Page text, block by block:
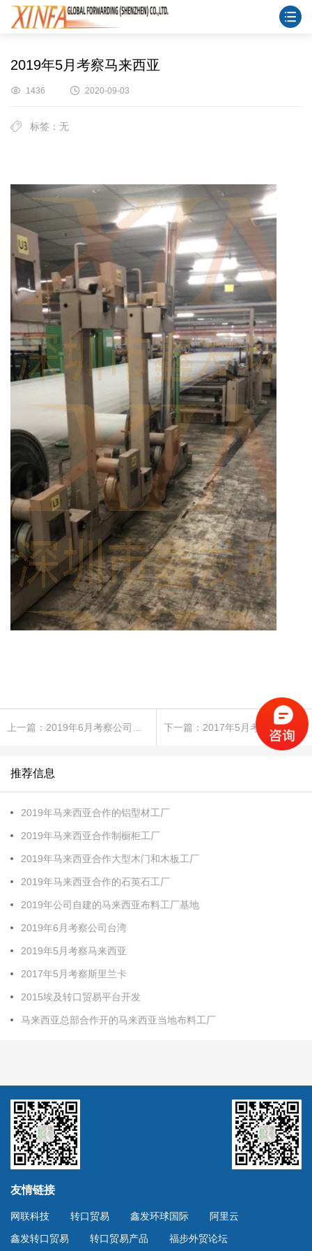
2019年5月考察马来西亚
1436 2020-09-03
标签：无
下一篇：2017年5月考察斯里兰卡
推荐信息
2019年马来西亚合作的铝型材工厂
2019年马来西亚合作制橱柜工厂
2019年马来西亚合作大型木门和木板工厂
2019年马来西亚合作的石英石工厂
2019年公司自建的马来西亚布料工厂基地
2019年6月考察公司台湾
2019年5月考察马来西亚
2017年5月考察斯里兰卡
2015埃及转口贸易平台开发
马来西亚总部合作开的马来西亚当地布料工厂
友情链接
网联科技 转口贸易 鑫发环球国际
阿里云
鑫发转口贸易
转口贸易产品 福步外贸论坛